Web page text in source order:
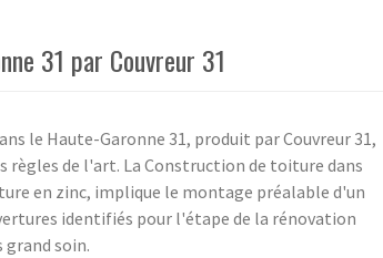
31 par Couvreur 31
le Haute-Garonne 31, produit par Couvreur 31,
de l'art. La Construction de toiture dans
en zinc, implique le montage préalable d'un
identifiés pour l'étape de la rénovation
soin.